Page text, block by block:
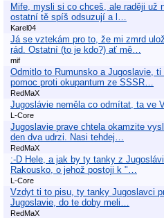
Mife, mysli si co chceš, ale raději už
ostatní tě spíš odsuzují a l…
Karel04
Já se vztekám pro to, že mi zmrd
rád. Ostatní (to je kdo?) ať mě…
mif
Odmitlo to Rumunsko a Jugoslavie,
pomoc proti okupantum ze SSSR…
RedMaX
Jugoslávie neměla co odmítat, ta ve
L-Core
Jugoslavie prave chtela okamzite
den dva udrzi. Nasi tehdej…
RedMaX
:-D Hele, a jak by ty tanky z
Rakousko, o jehož postoji k "…
L-Core
Vzdyt ti to pisu, ty tanky Jugoslavci
Jugoslavie, do te doby meli…
RedMaX